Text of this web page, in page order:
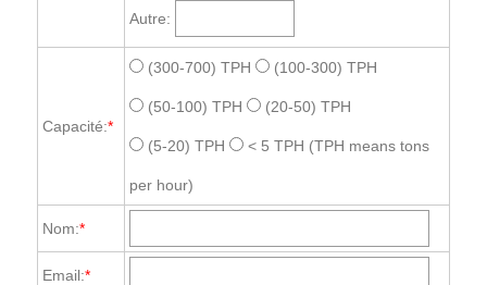
Autre:
Capacité:*
(300-700) TPH (100-300) TPH
(50-100) TPH (20-50) TPH
(5-20) TPH < 5 TPH (TPH means tons
per hour)
Nom:*
Email:*